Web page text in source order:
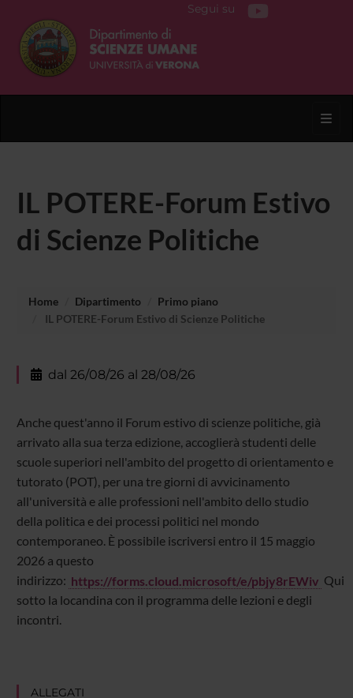
Segui su
IL POTERE-Forum Estivo
di Scienze Politiche
Home Dipartimento
Primo piano
IL POTERE-Forum Estivo di Scienze Politiche
dal 26/08/26 al 28/08/26
Anche quest'anno il Forum estivo di scienze politiche, già
arrivato alla sua terza edizione, accoglierà studenti delle
scuole superiori nell'ambito del progetto di orientamento e
tutorato (POT), per una tre giorni di avvicinamento
all'università e alle professioni nell'ambito dello studio
della politica e dei processi politici nel mondo
contemporaneo. È possibile iscriversi entro il 15 maggio
2026 a questo
indirizzo: https://forms.cloud.microsoft/e/pbjy8rEWiv Qui
sotto la locandina con il programma delle lezioni e degli
incontri.
ALLEGATI